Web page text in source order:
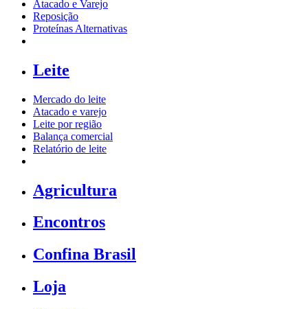
Atacado e Varejo
Reposição
Proteínas Alternativas
Leite
Mercado do leite
Atacado e varejo
Leite por região
Balança comercial
Relatório de leite
Agricultura
Encontros
Confina Brasil
Loja